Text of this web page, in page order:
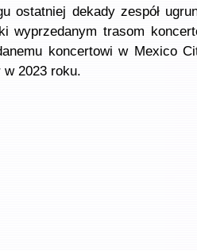
ostatniej dekady zespół
wyprzedanym trasom
koncertowi w Mexico
2023 roku.